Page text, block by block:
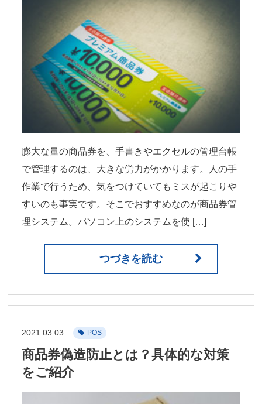
膨大な量の商品券を、手書きやエクセルの管理台帳
で管理するのは、大きな労力がかかります。人の手
作業で行うため、気をつけていてもミスが起こりや
すいのも事実です。そこでおすすめなのが商品券管
理システム。パソコン上のシステムを使 […]
つづきを読む
2021.03.03 POS
商品券偽造防止とは？具体的な対策
をご紹介